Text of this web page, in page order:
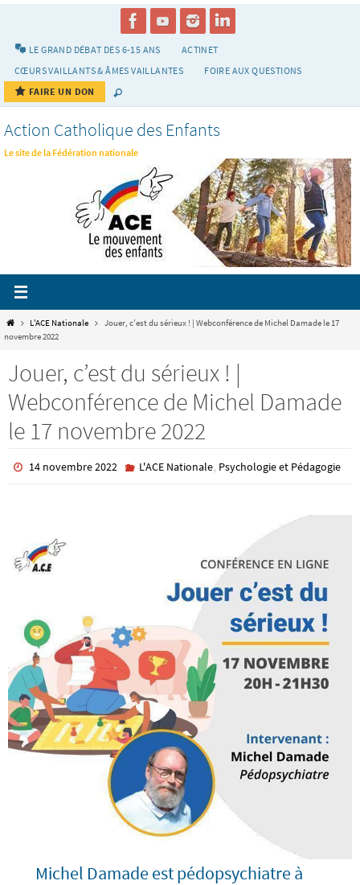
LE GRAND DÉBAT DES 6-15 ANS
ACTINET
CŒURS VAILLANTS & ÂMES VAILLANTES
FOIRE AUX QUESTIONS
FAIRE UN DON
Action Catholique des Enfants
Le site de la Fédération nationale
HomeL'ACE Nationale
Jouer, c’est du sérieux ! | Webconférence de Michel Damade le 17
novembre 2022
Jouer, c’est du sérieux ! |
Webconférence de Michel Damade
le 17 novembre 2022
14 novembre 2022 L'ACE Nationale, Psychologie et Pédagogie
Michel Damade est pédopsychiatre à